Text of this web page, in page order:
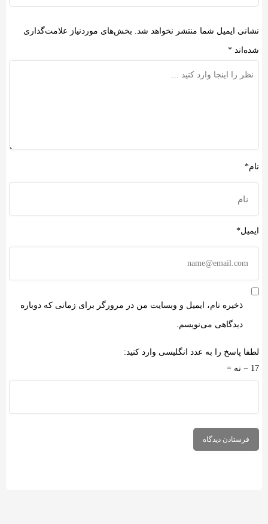
نشانی ایمیل شما منتشر نخواهد شد. بخش‌های موردنیاز علامت‌گذاری
شده‌اند *
نام*
ایمیل*
ذخیره نام، ایمیل و وبسایت من در مرورگر برای زمانی که دوباره
دیدگاهی می‌نویسم.
لطفا پاسخ را به عدد انگلیسی وارد کنید:
17 − نه =